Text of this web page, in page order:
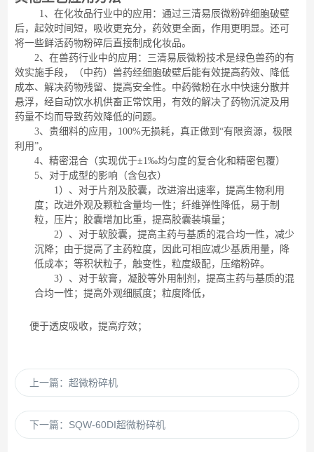
1、在化妆品行业中的应用：通过三清易辰微粉碎细胞破壁
后，起效时间短，吸收更充分，药效更全面，作用更明显。还可
将一些鲜活药物粉碎后直接制成化妆品。
2、在兽药行业中的应用：三清易辰微粉技术是绿色兽药的有
效实施手段，（中药）兽药经细胞破壁后能有效提高药效、降低
成本、解决药物残留、提高安全性。中药微粉在水中快速分散并
悬浮，经自动饮水机供畜正常饮用，有效的解决了药物沉淀及用
药量不均而导致药效降低的问题。
3、贵细料的应用，100%无损耗，真正做到“有限资源，极限
利用”。
4、精密混合（实现优于±1‰均匀度的复合化和精密包覆）
5、对于成型的影响（含包衣）
1）、对于片剂及胶囊，改进溶出速率，提高生物利用
度；改进外观及颗粒含量均一性；纤维弹性降低，易于制
粒，压片；胶囊增加比重，提高胶囊装填量；
2）、对于软胶囊，提高主药与基质的混合均一性，减少
沉降；由于提高了主药粒度，因此可相应减少基质用量，降
低成本；等积状粒子，触变性，粒度级配，压缩粉碎。
3）、对于软膏，凝胶等外用制剂，提高主药与基质的混
合均一性；提高外观细腻度；粒度降低，
便于透皮吸收，提高疗效；
上一篇：超微粉碎机
下一篇： SQW-60DI超微粉碎机